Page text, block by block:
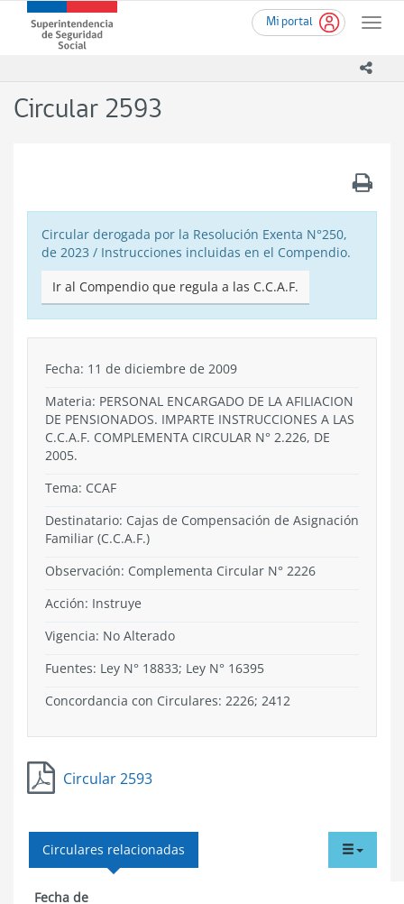
contenido
Mi portal
Toggle
Superintendencia
de
-
Circular 2593
Circular derogada por la Resolución Exenta N°250,
de 2023 / Instrucciones incluidas en el Compendio.
Ir al Compendio que regula a las C.C.A.F.
Fecha: 11 de diciembre de 2009
Materia: PERSONAL ENCARGADO DE LA AFILIACION
DE PENSIONADOS. IMPARTE INSTRUCCIONES A LAS
C.C.A.F. COMPLEMENTA CIRCULAR N° 2.226, DE
2005.
Tema: CCAF
Destinatario: Cajas de Compensación de Asignación
Familiar (C.C.A.F.)
Observación: Complementa Circular N° 2226
Acción: Instruye
Vigencia: No Alterado
Fuentes: Ley N° 18833; Ley N° 16395
Concordancia con Circulares: 2226; 2412
Circular 2593
menu
Circulares relacionadas
Fecha de